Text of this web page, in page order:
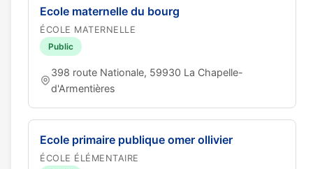
Ecole maternelle du bourg
ÉCOLE MATERNELLE
Public
398 route Nationale, 59930 La Chapelle-
d'Armentières
Ecole primaire publique omer ollivier
ÉCOLE ÉLÉMENTAIRE